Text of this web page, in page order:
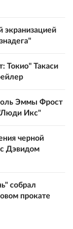
экранизацией
Токио" Такаси
Эммы Фрост
Икс"
черной
Дэвидом
собрал
прокате